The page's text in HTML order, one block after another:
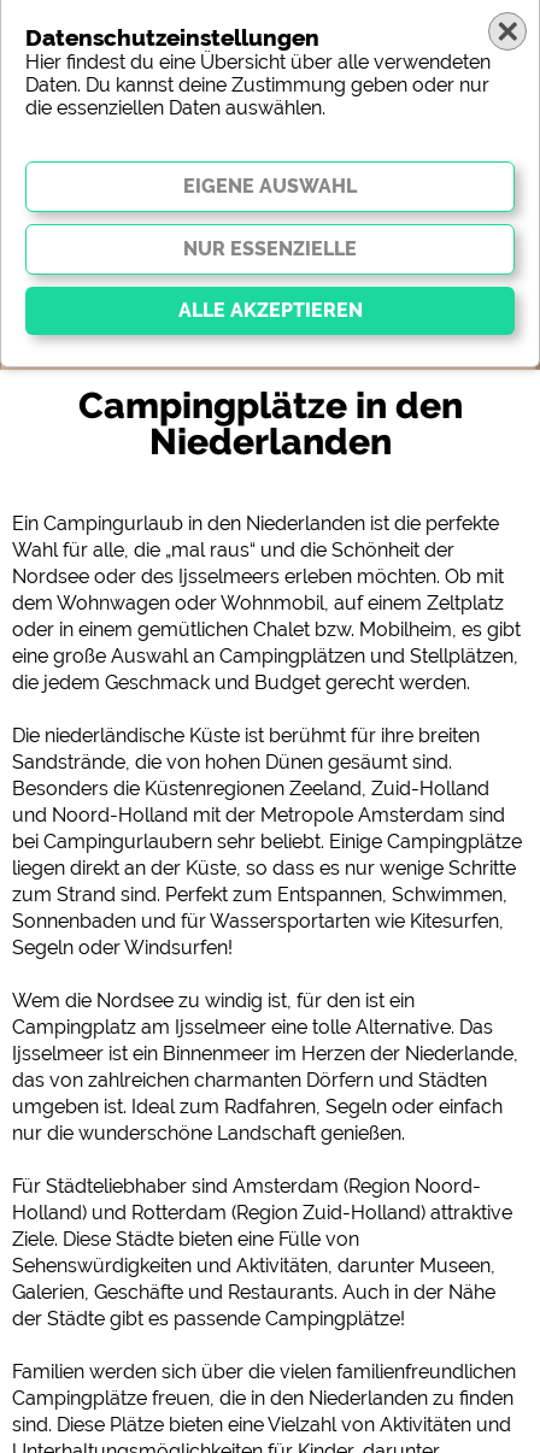
Campingplätze in den
Niederlanden
Ein Campingurlaub in den Niederlanden ist die perfekte
Wahl für alle, die „mal raus“ und die Schönheit der
Nordsee oder des Ijsselmeers erleben möchten. Ob mit
dem Wohnwagen oder Wohnmobil, auf einem Zeltplatz
oder in einem gemütlichen Chalet bzw. Mobilheim, es gibt
eine große Auswahl an Campingplätzen und Stellplätzen,
die jedem Geschmack und Budget gerecht werden.
Die niederländische Küste ist berühmt für ihre breiten
Sandstrände, die von hohen Dünen gesäumt sind.
Besonders die Küstenregionen Zeeland, Zuid-Holland
und Noord-Holland mit der Metropole Amsterdam sind
bei Campingurlaubern sehr beliebt. Einige Campingplätze
liegen direkt an der Küste, so dass es nur wenige Schritte
zum Strand sind. Perfekt zum Entspannen, Schwimmen,
Sonnenbaden und für Wassersportarten wie Kitesurfen,
Segeln oder Windsurfen!
Wem die Nordsee zu windig ist, für den ist ein
Campingplatz am Ijsselmeer eine tolle Alternative. Das
Ijsselmeer ist ein Binnenmeer im Herzen der Niederlande,
das von zahlreichen charmanten Dörfern und Städten
umgeben ist. Ideal zum Radfahren, Segeln oder einfach
nur die wunderschöne Landschaft genießen.
Für Städteliebhaber sind Amsterdam (Region Noord-
Holland) und Rotterdam (Region Zuid-Holland) attraktive
Ziele. Diese Städte bieten eine Fülle von
Sehenswürdigkeiten und Aktivitäten, darunter Museen,
Galerien, Geschäfte und Restaurants. Auch in der Nähe
der Städte gibt es passende Campingplätze!
Familien werden sich über die vielen familienfreundlichen
Campingplätze freuen, die in den Niederlanden zu finden
sind. Diese Plätze bieten eine Vielzahl von Aktivitäten und
Charakteristik Sterne
Sanitäre Ausstattung Service
Freizeitmöglichkeiten Karte
Datenschutzeinstellungen
Hier findest du eine Übersicht über alle verwendeten
Daten. Du kannst deine Zustimmung geben oder nur
die essenziellen Daten auswählen.
Essenziell
Essenzielle Cookies ermöglichen grundlegende
Funktionen und sind für die einwandfreie Funktion
Social Media
Campingplatzvorschau (Vorschau der Internetseiten von
Campingplätzen)
siehe Datenschutzerklärung des jeweiligen Anbieters
Facebook (Vorschau der Facebookseite von Campingplätzen)
https://www.facebook.com/about/privacy/
Externe Medien
YouTube (Videos von Campingplätzen)
https://policies.google.com/privacy
Google Maps (Kartensuche, Anfahrt usw.)
https://policies.google.com/privacy
Google reCAPTCHA (Formulare)
https://policies.google.com/privacy
Statistiken
Google Analytics
https://policies.google.com/privacy
Marketing
Google Ads
https://policies.google.com/privacy
Google AdSense
Google Remarketing
https://policies.google.com/privacy